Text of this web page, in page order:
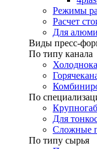
Режимы
Расчет
Для
Виды пресс-
По типу канала
По
Для
Сложные
По типу сырья